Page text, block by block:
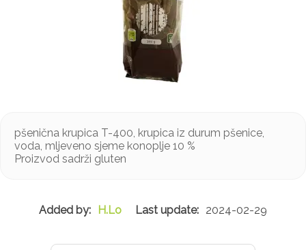
pšenična krupica T-400, krupica iz durum pšenice,
voda, mljeveno sjeme konoplje 10 %
Proizvod sadrži gluten
H.Lo 2024-02-29